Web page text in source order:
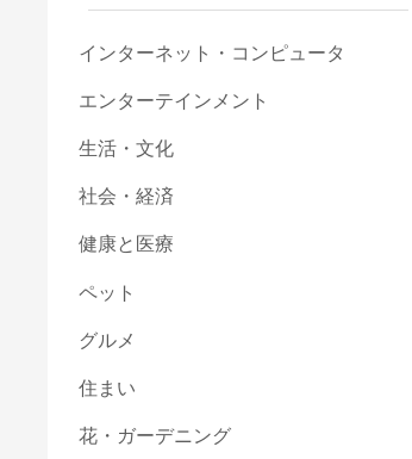
インターネット・コンピュータ
エンターテインメント
生活・文化
社会・経済
健康と医療
ペット
グルメ
住まい
花・ガーデニング